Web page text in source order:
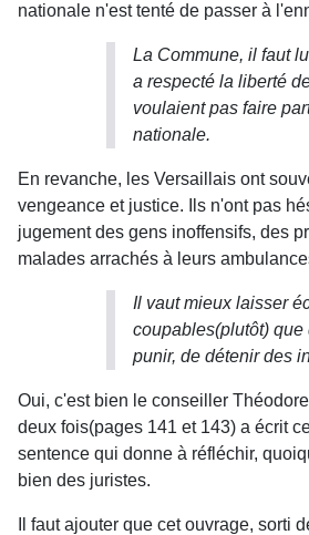
nationale n'est tenté de passer à
La Commune, il faut
a respecté la liberté
voulaient pas faire
nationale.
En revanche, les Versaillais ont
vengeance et justice. Ils n'ont pas
jugement des gens inoffensifs, des
malades arrachés à leurs
Il vaut mieux laisser
coupables(plutôt) que
punir, de détenir des
Oui, c'est bien le conseiller
deux fois(pages 141 et 143) a écrit
sentence qui donne à réfléchir,
bien des juristes.
Il faut ajouter que cet ouvrage, sorti